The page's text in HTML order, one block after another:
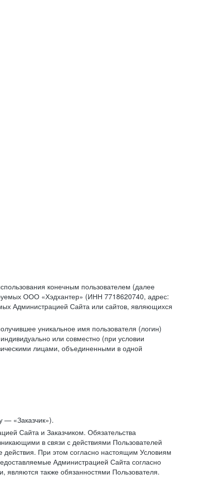
конечным пользователем (далее
ООО «Хэдхантер» (ИНН 7718620740, адрес:
Администрацией Сайта или сайтов, являющихся
уникальное имя пользователя (логин)
или совместно (при условии
лицами, объединенными в одной
— «Заказчик»).
Сайта и Заказчиком. Обязательства
в связи с действиями Пользователей
действия. При этом согласно настоящим Условиям
Администрацией Сайта согласно
являются также обязанностями Пользователя.